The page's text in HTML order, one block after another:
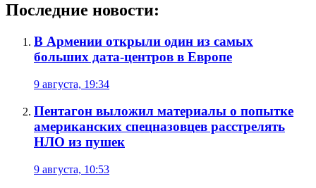
Последние новости:
В Армении открыли один из самых
больших дата-центров в Европе
9 августа, 19:34
Пентагон выложил материалы о попытке
американских спецназовцев расстрелять
НЛО из пушек
9 августа, 10:53